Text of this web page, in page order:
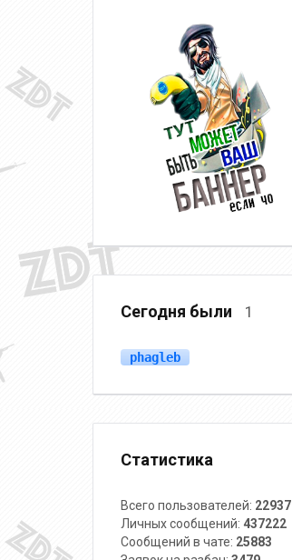
Сегодня были 1
phagleb
Статистика
Всего пользователей: 22937
Личных сообщений: 437222
Сообщений в чате: 25883